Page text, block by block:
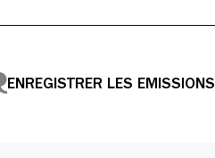
ENREGISTRER LES EMISSIONS